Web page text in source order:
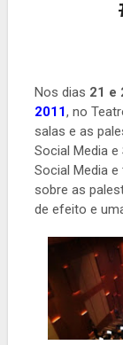
Nos dias 21 e
2011, no
salas e as
Social Media
Social Media
sobre as
de efeito e